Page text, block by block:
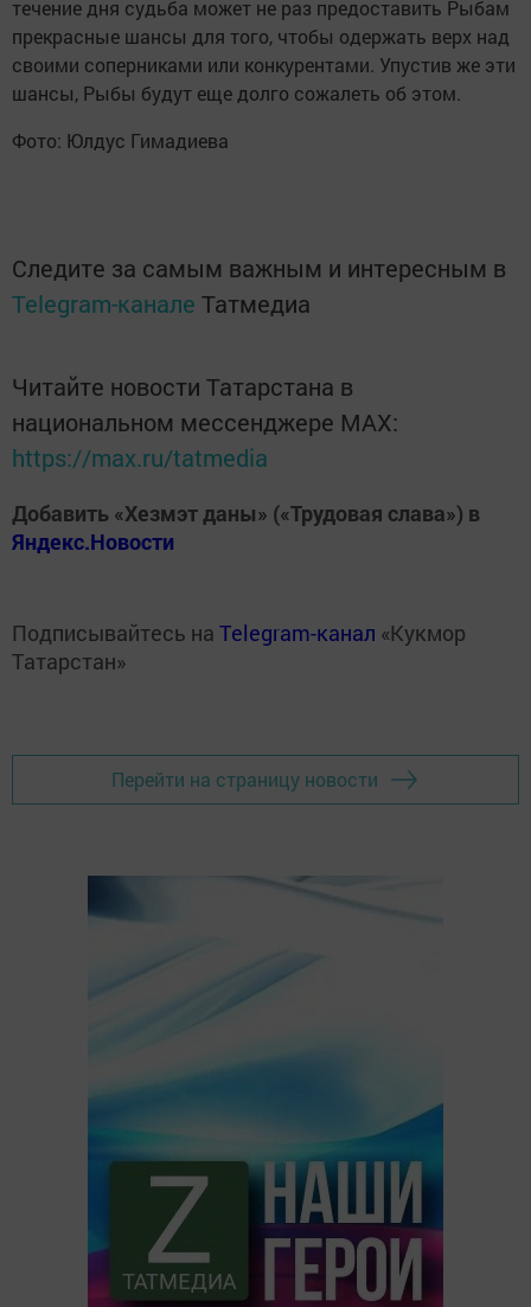
течение дня судьба может не раз предоставить Рыбам
прекрасные шансы для того, чтобы одержать верх над
своими соперниками или конкурентами. Упустив же эти
шансы, Рыбы будут еще долго сожалеть об этом.
Фото: Юлдус Гимадиева
Следите за самым важным и интересным в
Telegram-канале Татмедиа
Читайте новости Татарстана в
национальном мессенджере MАХ:
https://max.ru/tatmedia
Добавить «Хезмэт даны» («Трудовая слава») в
Яндекс.Новости
Подписывайтесь на Telegram-канал «Кукмор
Татарстан»
Перейти на страницу новости